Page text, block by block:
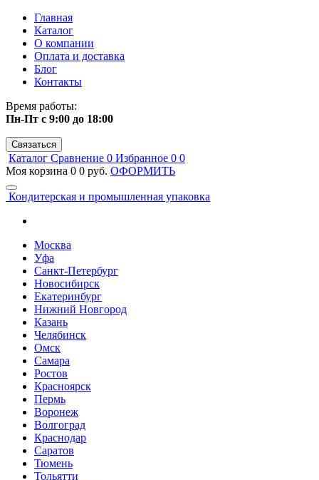
Главная
Каталог
О компании
Оплата и доставка
Блог
Контакты
Время работы:
Пн-Пт с 9:00 до 18:00
Связаться
Каталог Сравнение 0 Избранное 0 0
Моя корзина 0 0 руб. ОФОРМИТЬ
Кондитерская и промышленная упаковка
Москва
Уфа
Санкт-Петербург
Новосибирск
Екатеринбург
Нижний Новгород
Казань
Челябинск
Омск
Самара
Ростов
Красноярск
Пермь
Воронеж
Волгоград
Краснодар
Саратов
Тюмень
Тольятти